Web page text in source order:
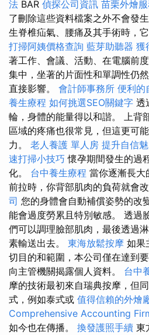
法 BAR 偵探公司資訊 苗栗外燴
了刪除這些資料檔案之外不會發
生脊椎疝氣、腰痛及其手術時，
打掃阿姨價格查詢 藍芽助聽器 獲
著工作、會議、活動、在電腦前
集中，坐著的片面性和單調性仍
直接影響。 會計師事務所 便利的
養生療程 如何挑選SEO關鍵字 透
輪，身體的能量得以和諧。 上背
區域的疼痛也很常見，但這更可
力。 老人養護 單人房 提升自信
速打掃小技巧 懷孕期間發生的過
化。 台中養生療程 當你逐漸長大
前拉時，你背部肌肉的負荷就會改
司 您的身體會自動補償姿勢的改
能會過度勞累且特別敏感。 透過
們可以調理臉部肌肉，最後透過
素輸送出去。 東海放鬆按摩 如果
切目的和範圍，本公司僅在達到
向主管機關揭露個人資料。 台中
摩的技術最初來自瑞典按摩，但
式，例如泰式或 值得信賴的外燴
Comprehensive Accounting
如今也在傳播。 換發護照手續 東